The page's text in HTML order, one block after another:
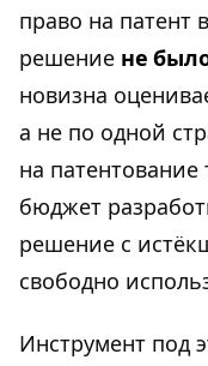
право на патент
решение не
новизна
а не по одной
на
бюджет
решение с
свободно
Инструмент под